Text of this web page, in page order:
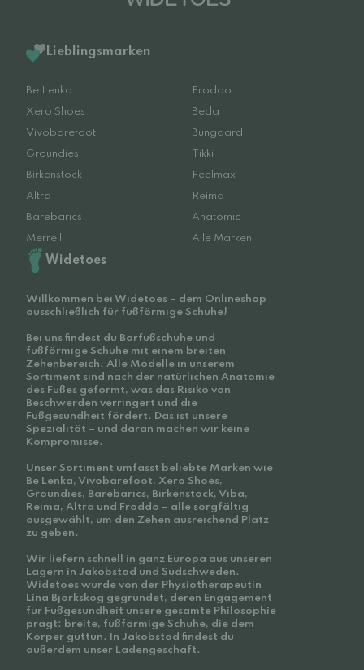
Lieblingsmarken
Be Lenka
Froddo
Xero Shoes
Beda
Vivobarefoot
Bungaard
Groundies
Tikki
Birkenstock
Feelmax
Altra
Reima
Barebarics
Anatomic
Merrell
Alle Marken
Widetoes
Willkommen bei Widetoes – dem Onlineshop
ausschließlich für fußförmige Schuhe!
Bei uns findest du Barfußschuhe und
fußförmige Schuhe mit einem breiten
Zehenbereich. Alle Modelle in unserem
Sortiment sind nach der natürlichen Anatomie
des Fußes geformt, was das Risiko von
Beschwerden verringert und die
Fußgesundheit fördert. Das ist unsere
Spezialität – und daran machen wir keine
Kompromisse.
Unser Sortiment umfasst beliebte Marken wie
Be Lenka, Vivobarefoot, Xero Shoes,
Groundies, Barebarics, Birkenstock, Viba,
Reima, Altra und Froddo – alle sorgfältig
ausgewählt, um den Zehen ausreichend Platz
zu geben.
Wir liefern schnell in ganz Europa aus unseren
Lagern in Jakobstad und Südschweden.
Widetoes wurde von der Physiotherapeutin
Lina Björkskog gegründet, deren Engagement
für Fußgesundheit unsere gesamte Philosophie
prägt: breite, fußförmige Schuhe, die dem
Körper guttun. In Jakobstad findest du
außerdem unser Ladengeschäft.